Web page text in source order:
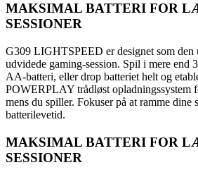
MAKSIMAL BATTERI FOR
SESSIONER
G309 LIGHTSPEED er designet som
udvidede gaming-session. Spil i mere end
AA-batteri, eller drop batteriet helt og
POWERPLAY trådløst opladningssystem
mens du spiller. Fokuser på at ramme
batterilevetid.
MAKSIMAL BATTERI FOR
SESSIONER